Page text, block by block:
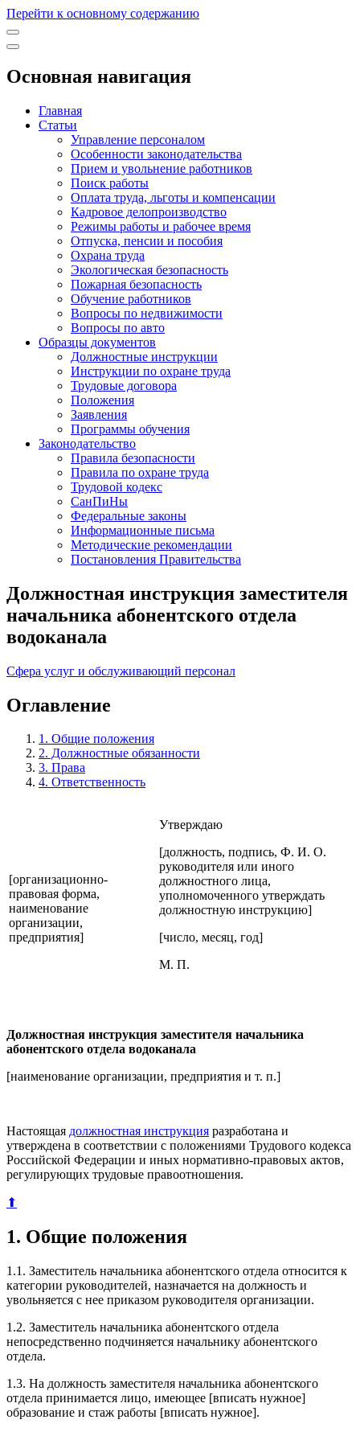
Перейти к основному содержанию
Основная навигация
Главная
Статьи
Управление персоналом
Особенности законодательства
Прием и увольнение работников
Поиск работы
Оплата труда, льготы и компенсации
Кадровое делопроизводство
Режимы работы и рабочее время
Отпуска, пенсии и пособия
Охрана труда
Экологическая безопасность
Пожарная безопасность
Обучение работников
Вопросы по недвижимости
Вопросы по авто
Образцы документов
Должностные инструкции
Инструкции по охране труда
Трудовые договора
Положения
Заявления
Программы обучения
Законодательство
Правила безопасности
Правила по охране труда
Трудовой кодекс
СанПиНы
Федеральные законы
Информационные письма
Методические рекомендации
Постановления Правительства
Должностная инструкция заместителя
начальника абонентского отдела
водоканала
Сфера услуг и обслуживающий персонал
Оглавление
1. Общие положения
2. Должностные обязанности
3. Права
4. Ответственность
[организационно-
правовая форма,
наименование
организации,
предприятия]
Утверждаю
[должность, подпись, Ф. И. О.
руководителя или иного
должностного лица,
уполномоченного утверждать
должностную инструкцию]
[число, месяц, год]
М. П.
Должностная инструкция заместителя начальника
абонентского отдела водоканала
[наименование организации, предприятия и т. п.]
Настоящая должностная инструкция разработана и
утверждена в соответствии с положениями Трудового кодекса
Российской Федерации и иных нормативно-правовых актов,
регулирующих трудовые правоотношения.
⬆
1. Общие положения
1.1. Заместитель начальника абонентского отдела относится к
категории руководителей, назначается на должность и
увольняется с нее приказом руководителя организации.
1.2. Заместитель начальника абонентского отдела
непосредственно подчиняется начальнику абонентского
отдела.
1.3. На должность заместителя начальника абонентского
отдела принимается лицо, имеющее [вписать нужное]
образование и стаж работы [вписать нужное].